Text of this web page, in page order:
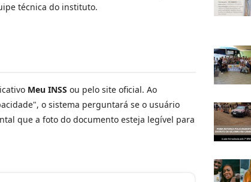
técnica do instituto.
Meu INSS ou pelo site oficial. Ao
o sistema perguntará se o usuário
que a foto do documento esteja legível para